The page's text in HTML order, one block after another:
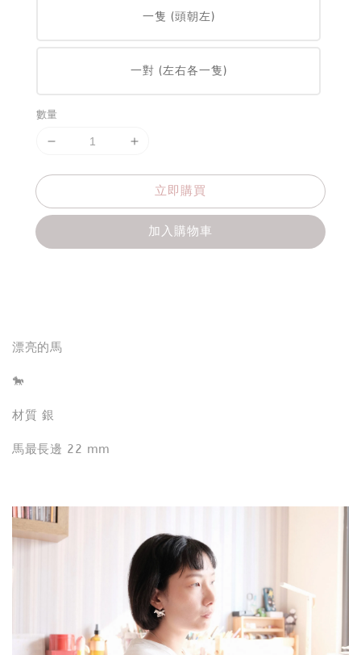
一隻 (頭朝左)
一對 (左右各一隻)
數量
立即購買
加入購物車
漂亮的馬
🐎
材質 銀
馬最長邊 22 mm